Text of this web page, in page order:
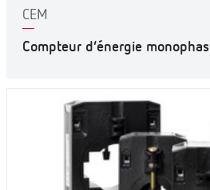
CEM
Compteur d’énergie